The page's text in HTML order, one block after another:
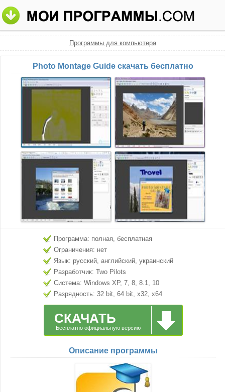
Программы для компьютера
Photo Montage Guide скачать бесплатно
Программа: полная, бесплатная
Ограничения: нет
Язык: русский, английский, украинский
Разработчик: Two Pilots
Система: Windows XP, 7, 8, 8.1, 10
Разрядность: 32 bit, 64 bit, x32, x64
СКАЧАТЬ
Бесплатно официальную версию
Описание программы